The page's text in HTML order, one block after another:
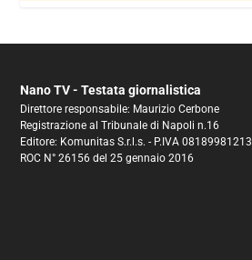
Nano TV - Testata giornalistica
Direttore responsabile: Maurizio Cerbone
Registrazione al Tribunale di Napoli n.16
Editore: Komunitas S.r.l.s. - P.IVA 08189981213
ROC N° 26156 del 25 gennaio 2016